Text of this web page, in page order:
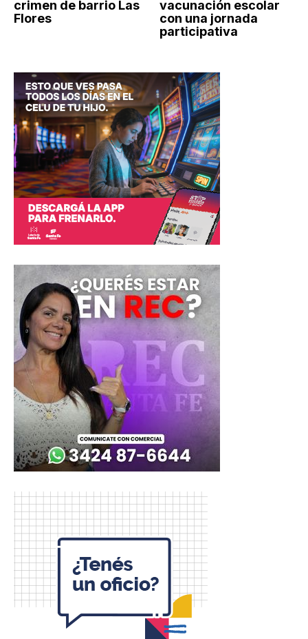
crimen de barrio Las
Flores
vacunación escolar
con una jornada
participativa